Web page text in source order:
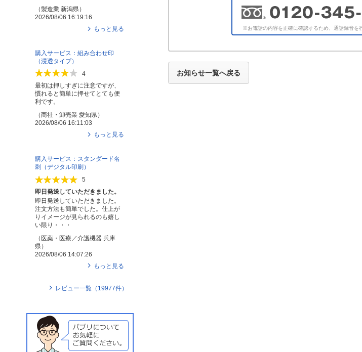
※お電話の内容を正確に確認するため、通話録音を
お知らせ一覧へ戻る
（製造業 新潟県 ）
2026/08/06 16:19:16
もっと見る
購入サービス：組み合わせ印
（浸透タイプ）
4
最初は押しすぎに注意ですが、
慣れると簡単に押せてとても便
利です。
（商社・卸売業 愛知県）
2026/08/06 16:11:03
もっと見る
購入サービス：スタンダード名
刺（デジタル印刷）
5
即日発送していただきました。
即日発送していただきました。
注文方法も簡単でした。仕上が
りイメージが見られるのも嬉し
い限り・・・
（医薬・医療／介護機器 兵庫
県 ）
2026/08/06 14:07:26
もっと見る
レビュー一覧（ 19977件）